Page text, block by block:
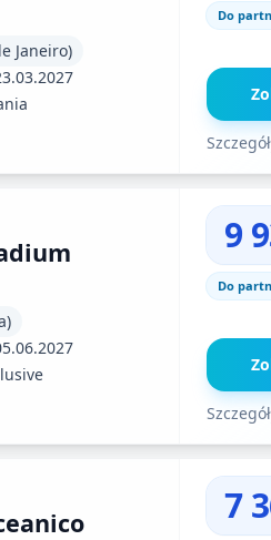
Janeiro)
Do
9
Do
7